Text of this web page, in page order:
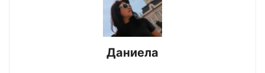
Даниела